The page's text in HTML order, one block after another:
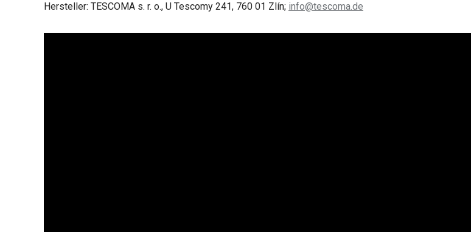
Hersteller: TESCOMA s. r. o., U Tescomy 241, 760 01 Zlín; info@tescoma.de